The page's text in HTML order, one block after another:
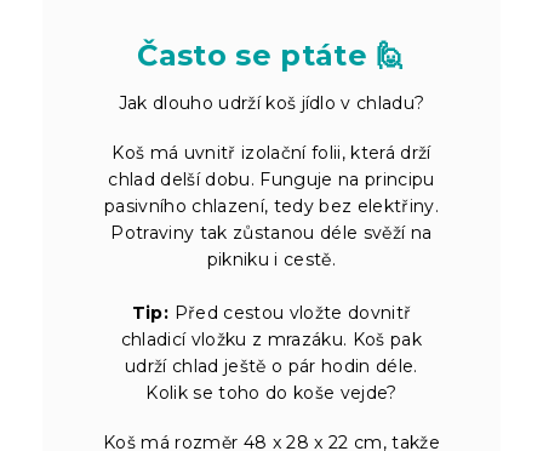
Často se ptáte 🙋
Jak dlouho udrží koš jídlo v chladu?
Koš má uvnitř izolační folii, která drží
chlad delší dobu. Funguje na principu
pasivního chlazení, tedy bez elektřiny.
Potraviny tak zůstanou déle svěží na
pikniku i cestě.
Tip: Před cestou vložte dovnitř
chladicí vložku z mrazáku. Koš pak
udrží chlad ještě o pár hodin déle.
Kolik se toho do koše vejde?
Koš má rozměr 48 x 28 x 22 cm, takže